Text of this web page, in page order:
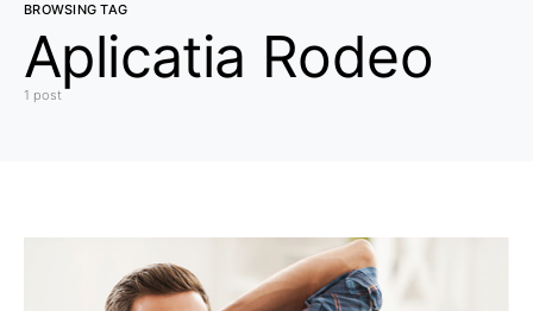
BROWSING TAG
Aplicatia Rodeo
1 post